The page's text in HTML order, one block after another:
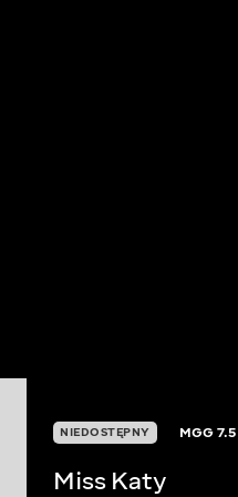
NIEDOSTĘPNY MGG7.5
Miss Katy